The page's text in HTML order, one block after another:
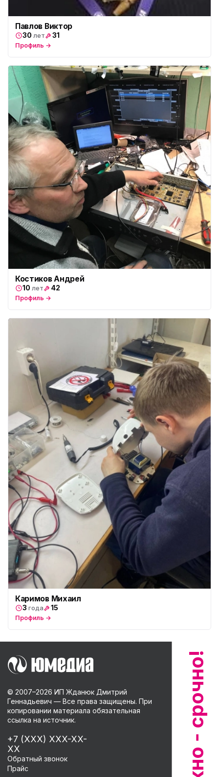
Павлов Виктор
30 лет 31
Профиль →
Костиков Андрей
10 лет 42
Профиль →
Каримов Михаил
3 года 15
Профиль →
© 2007–2026 ИП Жданюк Дмитрий
Геннадьевич — Все права защищены. При
копировании материала обязательная
ссылка на источник.
+7 (XXX) XXX-XX-
XX
Обратный звонок
Прайс